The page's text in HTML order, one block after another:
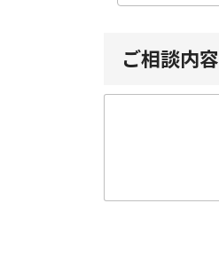
ご相談内容